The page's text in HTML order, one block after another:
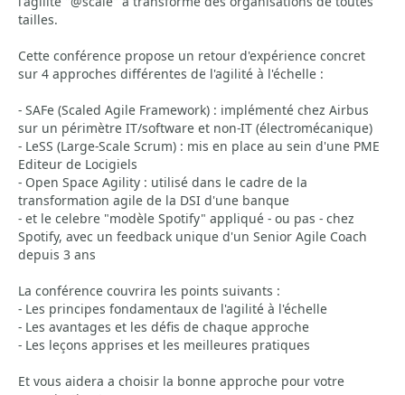
tailles.
Cette conférence propose un retour d'expérience concret
sur 4 approches différentes de l'agilité à l'échelle :
- SAFe (Scaled Agile Framework) : implémenté chez Airbus
sur un périmètre IT/software et non-IT (électromécanique)
- LeSS (Large-Scale Scrum) : mis en place au sein d'une PME
Editeur de Locigiels
- Open Space Agility : utilisé dans le cadre de la
transformation agile de la DSI d'une banque
- et le celebre "modèle Spotify" appliqué - ou pas - chez
Spotify, avec un feedback unique d'un Senior Agile Coach
depuis 3 ans
La conférence couvrira les points suivants :
- Les principes fondamentaux de l'agilité à l'échelle
- Les avantages et les défis de chaque approche
- Les leçons apprises et les meilleures pratiques
Et vous aidera a choisir la bonne approche pour votre